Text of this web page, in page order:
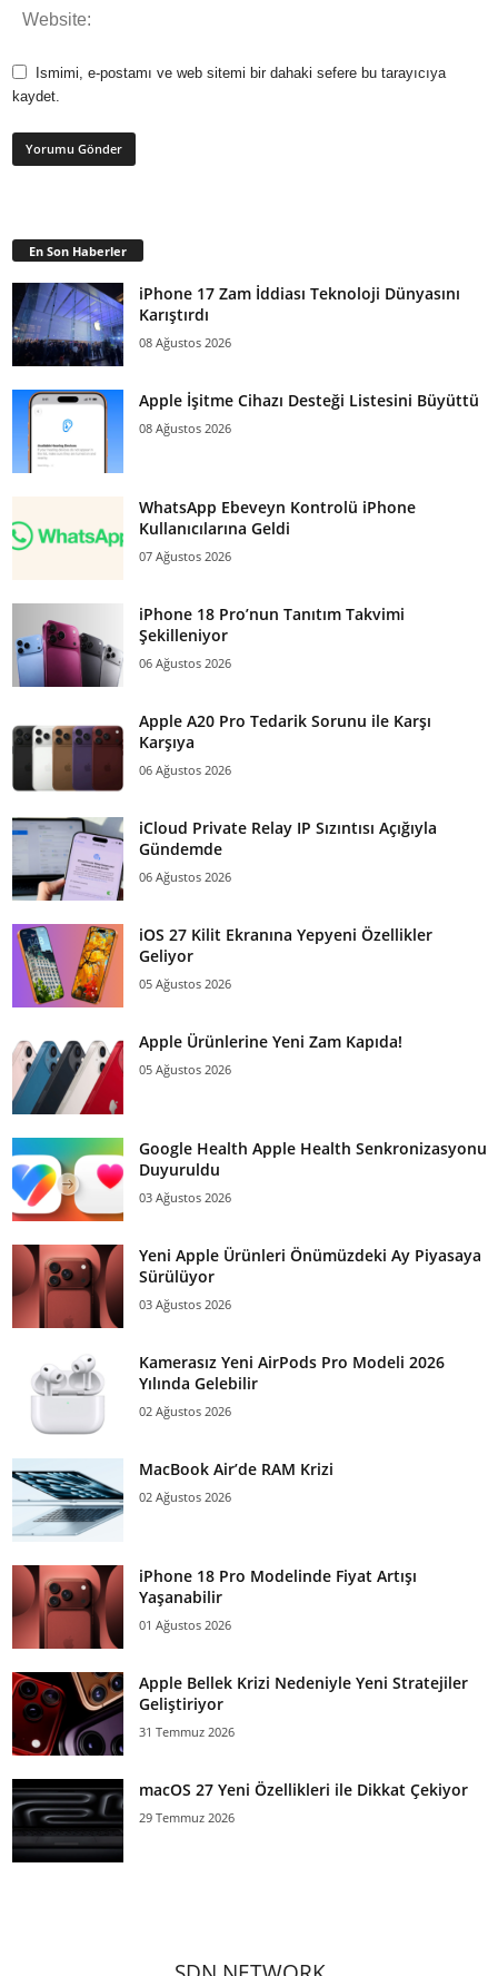
Ismimi, e-postamı ve web sitemi bir dahaki sefere bu tarayıcıya
kaydet.
En Son Haberler
iPhone 17 Zam İddiası Teknoloji Dünyasını
Karıştırdı
08 Ağustos 2026
Apple İşitme Cihazı Desteği Listesini Büyüttü
08 Ağustos 2026
WhatsApp Ebeveyn Kontrolü iPhone
Kullanıcılarına Geldi
07 Ağustos 2026
iPhone 18 Pro’nun Tanıtım Takvimi
Şekilleniyor
06 Ağustos 2026
Apple A20 Pro Tedarik Sorunu ile Karşı
Karşıya
06 Ağustos 2026
iCloud Private Relay IP Sızıntısı Açığıyla
Gündemde
06 Ağustos 2026
iOS 27 Kilit Ekranına Yepyeni Özellikler
Geliyor
05 Ağustos 2026
Apple Ürünlerine Yeni Zam Kapıda!
05 Ağustos 2026
Google Health Apple Health Senkronizasyonu
Duyuruldu
03 Ağustos 2026
Yeni Apple Ürünleri Önümüzdeki Ay Piyasaya
Sürülüyor
03 Ağustos 2026
Kamerasız Yeni AirPods Pro Modeli 2026
Yılında Gelebilir
02 Ağustos 2026
MacBook Air’de RAM Krizi
02 Ağustos 2026
iPhone 18 Pro Modelinde Fiyat Artışı
Yaşanabilir
01 Ağustos 2026
Apple Bellek Krizi Nedeniyle Yeni Stratejiler
Geliştiriyor
31 Temmuz 2026
macOS 27 Yeni Özellikleri ile Dikkat Çekiyor
29 Temmuz 2026